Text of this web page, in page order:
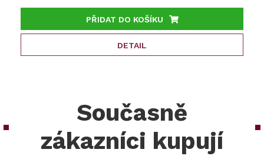
PŘIDAT DO KOŠÍKU
DETAIL
Současně
zákazníci kupují